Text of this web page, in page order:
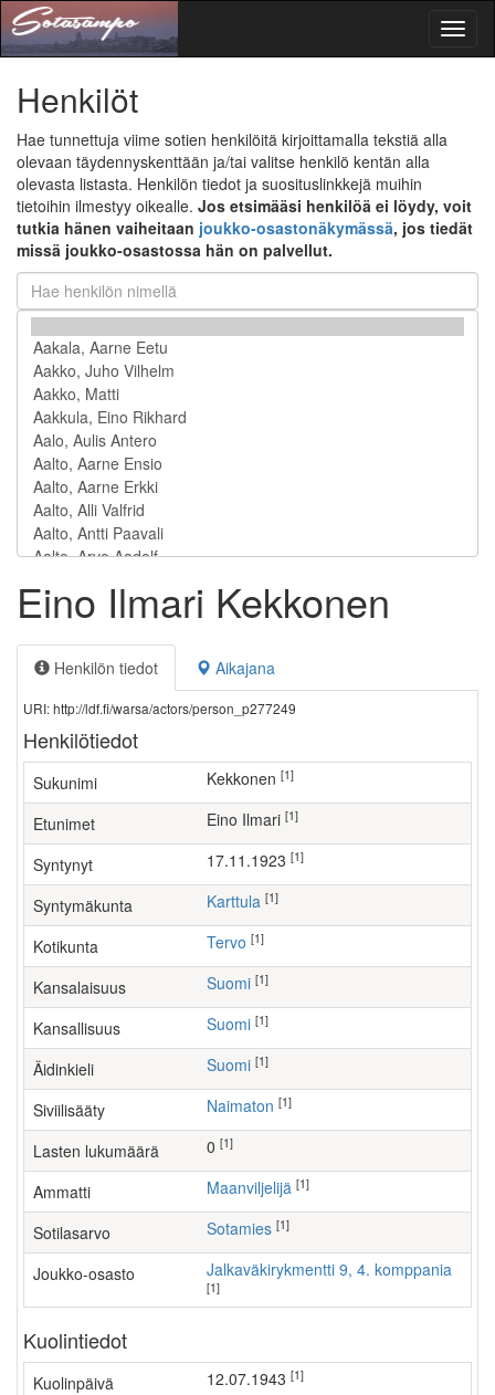
Henkilöt
Hae tunnettuja viime sotien henkilöitä kirjoittamalla tekstiä alla
olevaan täydennyskenttään ja/tai valitse henkilö kentän alla
olevasta listasta. Henkilön tiedot ja suosituslinkkejä muihin
tietoihin ilmestyy oikealle. Jos etsimääsi henkilöä ei löydy, voit
tutkia hänen vaiheitaan joukko-osastonäkymässä, jos tiedät
missä joukko-osastossa hän on palvellut.
Eino Ilmari Kekkonen
Henkilön tiedot Aikajana
URI: http://ldf.fi/warsa/actors/person_p277249
Henkilötiedot
Sukunimi Kekkonen [1]
Etunimet Eino Ilmari [1]
Syntynyt 17.11.1923 [1]
Syntymäkunta Karttula [1]
Kotikunta Tervo [1]
Kansalaisuus Suomi [1]
Kansallisuus Suomi [1]
Äidinkieli Suomi [1]
Siviilisääty Naimaton [1]
Lasten lukumäärä [1]
Ammatti maanviljelijä [1]
Sotilasarvo Sotamies [1]
Joukko-osasto Jalkaväkirykmentti 9, 4. komppania
[1]
Kuolintiedot
Kuolinpäivä 12.07.1943 [1]